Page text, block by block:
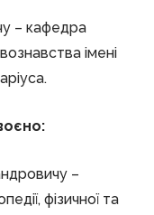
– кафедра
імені
–
фізичної та